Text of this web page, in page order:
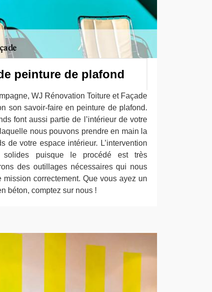
peinture de plafond
WJ Rénovation Toiture et Façade
son savoir-faire en peinture de plafond.
font aussi partie de l’intérieur de votre
nous pouvons prendre en main la
de votre espace intérieur. L’intervention
solides puisque le procédé est très
des outillages nécessaires qui nous
mission correctement. Que vous ayez un
béton, comptez sur nous !